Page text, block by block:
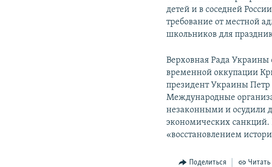
детей и в соседней
требование от местной
школьников для
Верховная Рада Украины
временной оккупации
президент Украины Петр
Международные
незаконными и осудили
экономических санкций.
«восстановлением
Поделиться Читать